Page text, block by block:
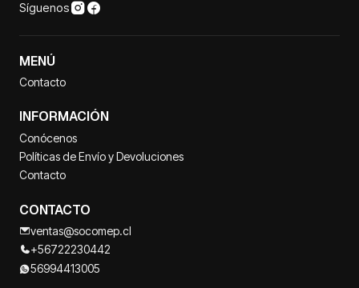
Síguenos
MENÚ
Contacto
INFORMACIÓN
Conócenos
Políticas de Envío y Devoluciones
Contacto
CONTACTO
ventas@socomep.cl
+56722230442
56994413005